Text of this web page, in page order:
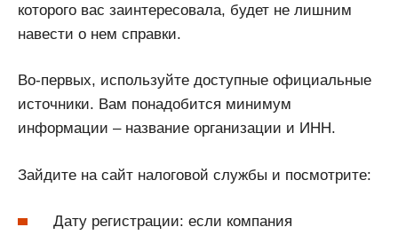
которого вас заинтересовала, будет не лишним
навести о нем справки.
Во-первых, используйте доступные официальные
источники. Вам понадобится минимум
информации – название организации и ИНН.
Зайдите на сайт налоговой службы и посмотрите:
Дату регистрации: если компания